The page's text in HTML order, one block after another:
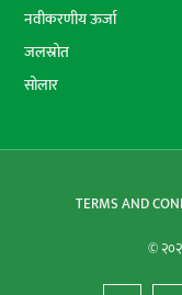
नवीकरणीय ऊर्जा
जलस्रोत
सोलार
TERMS AND
©